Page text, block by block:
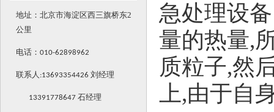
地址：北京市海淀区西三旗桥东2
公里
电话： 010-62898962
联系人:13693354426 刘经理
13391778647 石经理
急处理设
量的热量,
质粒子,然
上,由于自